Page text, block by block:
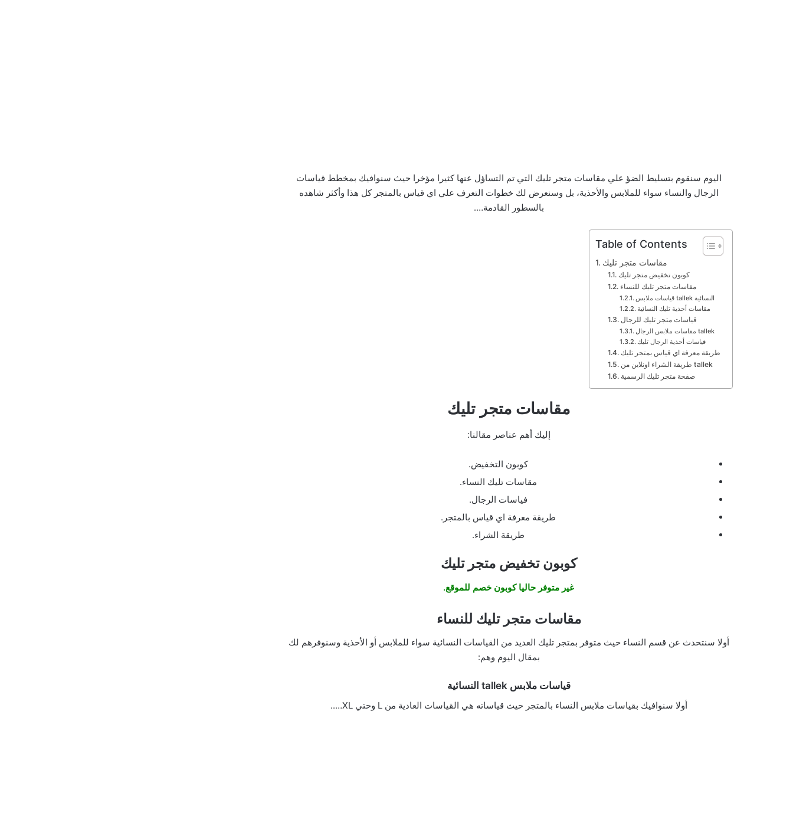
اليوم سنقوم بتسليط الضؤ علي مقاسات متجر تليك التي تم التساؤل عنها كثيرا مؤخرا حيث سنوافيك بمخطط قياسات
الرجال والنساء سواء للملابس والأحذية، بل وسنعرض لك خطوات التعرف علي اي قياس بالمتجر كل هذا وأكثر شاهده
بالسطور القادمة….
Table of Contents
مقاسات متجر تليك
كوبون تخفيض متجر تليك
مقاسات متجر تليك للنساء
قياسات ملابس tallek النسائية
مقاسات أحذية تليك النسائية
قياسات متجر تليك للرجال
مقاسات ملابس الرجال tallek
قياسات أحذية الرجال تليك
طريقة معرفة اي قياس بمتجر تليك
طريقة الشراء اونلاين من tallek
صفحة متجر تليك الرسمية
مقاسات متجر تليك
إليك أهم عناصر مقالنا:
كوبون التخفيض.
مقاسات تليك النساء.
فياسات الرجال.
طريقة معرفة اي قياس بالمتجر.
طريقة الشراء.
كوبون تخفيض متجر تليك
غير متوفر حاليا كوبون خصم للموقع.
مقاسات متجر تليك للنساء
أولا سنتحدث عن قسم النساء حيث متوفر بمتجر تليك العديد من القياسات النسائية سواء للملابس أو الأحذية وسنوفرهم لك
بمقال اليوم وهم:
قياسات ملابس tallek النسائية
أولا سنوافيك بقياسات ملابس النساء بالمتجر حيث قياساته هي القياسات العادية من L وحتي XL…..